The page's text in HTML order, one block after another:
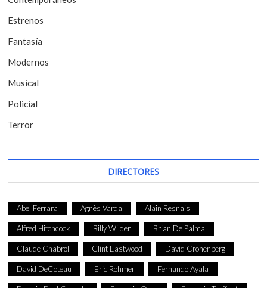
n
t
r
a
d
a
s
Estrenos
Fantasía
Modernos
Musical
Policial
Terror
DIRECTORES
Abel Ferrara Agnès Varda Alain Resnais
Alfred Hitchcock Billy Wilder Brian De Palma
Claude Chabrol Clint Eastwood David Cronenberg
David DeCoteau Eric Rohmer Fernando Ayala